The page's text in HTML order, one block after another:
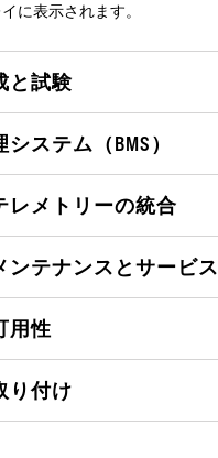
に表示されます。
と試験
ステム（BMS）
レメトリーの統合
ンテナンスとサービス
用性
り付け